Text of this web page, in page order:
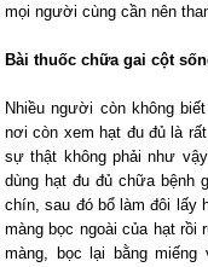
mọi người cùng cần nên
Bài thuốc chữa gai cột
Nhiều người còn không
nơi còn xem hạt đu đủ là
sự thật không phải như
dùng hạt đu đủ chữa bệnh
chín, sau đó bổ làm đôi lấy
màng bọc ngoài của hạt rồi
màng, bọc lại bằng